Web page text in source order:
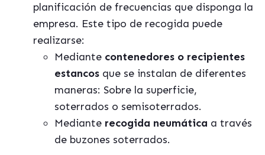
planificación de frecuencias que disponga la
empresa. Este tipo de recogida puede
realizarse:
Mediante contenedores o recipientes
estancos que se instalan de diferentes
maneras: Sobre la superficie,
soterrados o semisoterrados.
Mediante recogida neumática a través
de buzones soterrados.